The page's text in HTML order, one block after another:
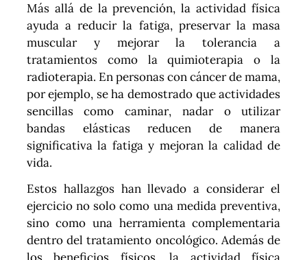
Más allá de la prevención, la actividad física
ayuda a reducir la fatiga, preservar la masa
muscular y mejorar la tolerancia a
tratamientos como la quimioterapia o la
radioterapia. En personas con cáncer de mama,
por ejemplo, se ha demostrado que actividades
sencillas como caminar, nadar o utilizar
bandas elásticas reducen de manera
significativa la fatiga y mejoran la calidad de
vida.
Estos hallazgos han llevado a considerar el
ejercicio no solo como una medida preventiva,
sino como una herramienta complementaria
dentro del tratamiento oncológico. Además de